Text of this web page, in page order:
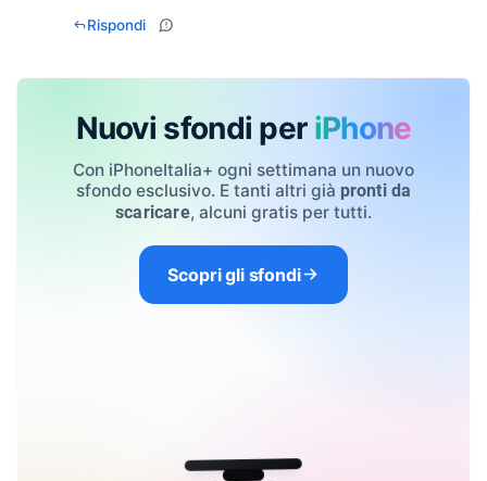
Rispondi
Nuovi sfondi per iPhone
Con iPhoneItalia+ ogni settimana un nuovo
sfondo esclusivo. E tanti altri già pronti da
scaricare, alcuni gratis per tutti.
Scopri gli sfondi